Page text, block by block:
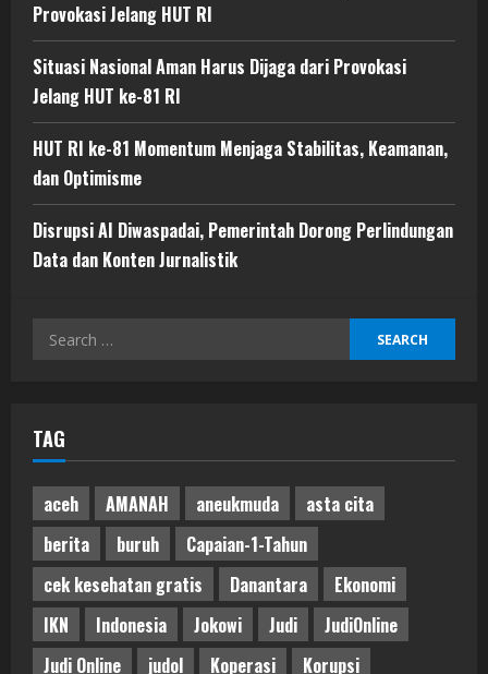
Provokasi Jelang HUT RI
Situasi Nasional Aman Harus Dijaga dari Provokasi
Jelang HUT ke-81 RI
HUT RI ke-81 Momentum Menjaga Stabilitas, Keamanan,
dan Optimisme
Disrupsi AI Diwaspadai, Pemerintah Dorong Perlindungan
Data dan Konten Jurnalistik
Search
TAG
aceh AMANAH aneukmuda
asta cita
berita
buruh
Capaian-1-Tahun
cek kesehatan gratis
Danantara
Ekonomi
IKN
Indonesia Jokowi Judi
JudiOnline
Judi Online
judol Koperasi Korupsi